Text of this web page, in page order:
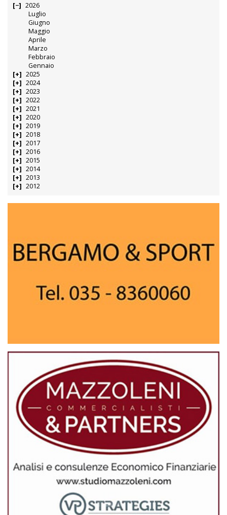
2026
Luglio
Giugno
Maggio
Aprile
Marzo
Febbraio
Gennaio
2025
2024
2023
2022
2021
2020
2019
2018
2017
2016
2015
2014
2013
2012